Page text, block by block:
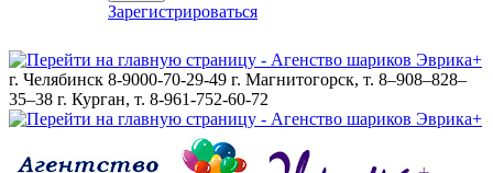
Зарегистрироваться
г. Челябинск 8-9000-70-29-49 г. Магнитогорск, т. 8–908–828–
35–38 г. Курган, т. 8-961-752-60-72